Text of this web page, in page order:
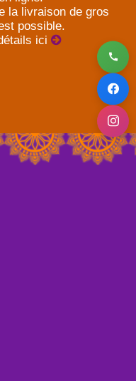
la livraison de gros
possible.
ici